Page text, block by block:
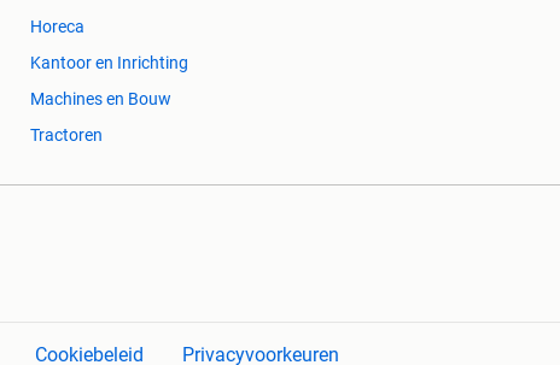
Horeca
Kantoor en Inrichting
Machines en Bouw
Tractoren
Cookiebeleid Privacyvoorkeuren